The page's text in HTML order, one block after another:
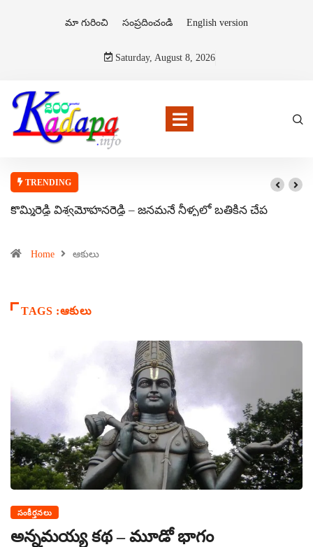
మా గురించి సంప్రదించండి English version
Saturday, August 8, 2026
TRENDING
కొమ్మిరెడ్డి విశ్వమోహనరెడ్డి – జనమనే నీళ్ళలో బతికిన చేప
Home ఆకులు
TAGS :ఆకులు
సంకీర్తనలు
అన్నమయ్య కథ – మూడో భాగం